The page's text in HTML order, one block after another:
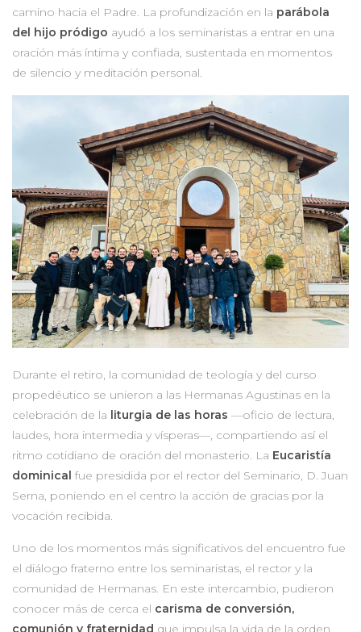
camino hacia el Padre. La profundización en la parábola
del hijo pródigo ayudó a los seminaristas a entrar en una
oración más íntima y confiada, sustentada en momentos
de silencio y meditación personal.
Durante el retiro, la comunidad de teología y del curso
propedéutico se unieron a las Hermanas Agustinas en la
celebración de la liturgia de las horas —oficio de lectura,
laudes, hora intermedia y vísperas—, compartiendo así el
ritmo cotidiano de oración del monasterio. La Eucaristía
dominical fue presidida por el rector del Seminario, D. Juan
Serna, poniendo en el centro la acción de gracias por la
vocación recibida.
Uno de los momentos más significativos del encuentro fue
el diálogo fraterno entre los seminaristas, el rector y la
comunidad de Hermanas. En este intercambio, pudieron
conocer más de cerca el carisma de conversión,
comunión y fraternidad que impulsa la vida de la orden,